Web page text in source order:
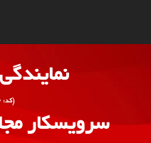
(کد: ۵۰۰۱۸۳۶)
سرویسکار